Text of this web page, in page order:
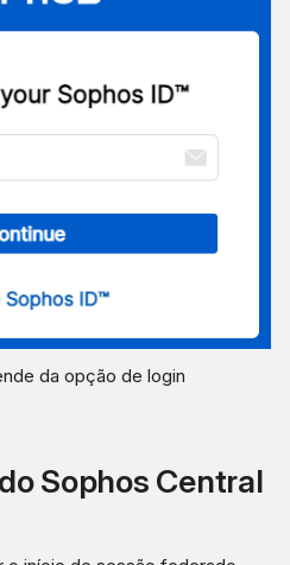
da opção de login
Sophos Central